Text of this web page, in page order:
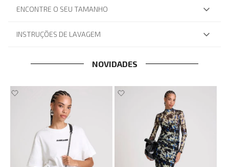
ENCONTRE O SEU TAMANHO
INSTRUÇÕES DE LAVAGEM
NOVIDADES